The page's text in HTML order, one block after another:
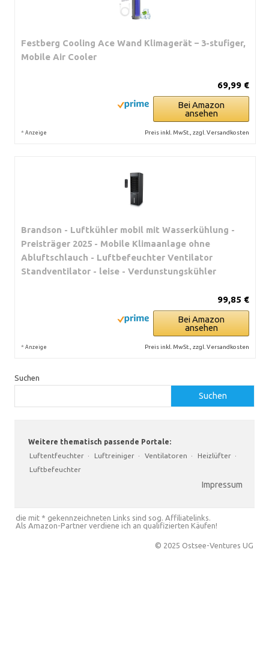
Festberg Cooling Ace Wand Klimagerät – 3-stufiger,
Mobile Air Cooler
69,99 €
Bei Amazon
ansehen
* Anzeige Preis inkl. MwSt., zzgl. Versandkosten
Brandson - Luftkühler mobil mit Wasserkühlung -
Preisträger 2025 - Mobile Klimaanlage ohne
Abluftschlauch - Luftbefeuchter Ventilator
Standventilator - leise - Verdunstungskühler
99,85 €
Bei Amazon
ansehen
* Anzeige Preis inkl. MwSt., zzgl. Versandkosten
Suchen
Suchen
Weitere thematisch passende Portale:
Luftentfeuchter · Luftreiniger · Ventilatoren · Heizlüfter ·
Luftbefeuchter
Impressum
die mit * gekennzeichneten Links sind sog. Affiliatelinks.
Als Amazon-Partner verdiene ich an qualifizierten Käufen!
© 2025 Ostsee-Ventures UG